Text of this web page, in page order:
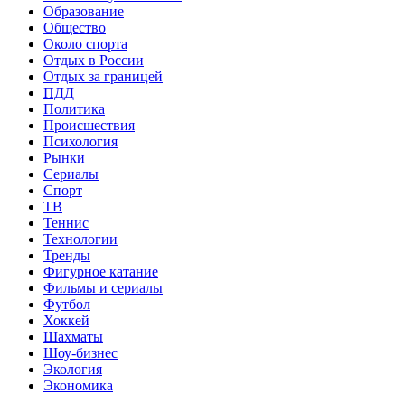
Образование
Общество
Около спорта
Отдых в России
Отдых за границей
ПДД
Политика
Происшествия
Психология
Рынки
Сериалы
Спорт
ТВ
Теннис
Технологии
Тренды
Фигурное катание
Фильмы и сериалы
Футбол
Хоккей
Шахматы
Шоу-бизнес
Экология
Экономика